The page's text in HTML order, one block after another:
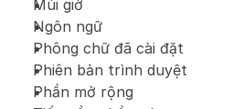
Múi giờ
Ngôn ngữ
Phông chữ đã cài đặt
Phiên bản trình duyệt
Phần mở rộng